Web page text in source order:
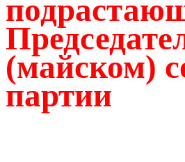
(майском)
партии